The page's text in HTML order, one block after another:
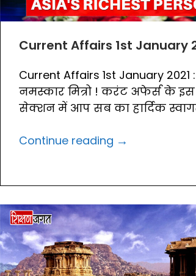
Current Affairs 1st January
Current Affairs 1st January 2021 :
नमस्कार मित्रो ! करंट अफेर्स के इस
सेक्शन में आप सब का हार्दिक
Continue reading →